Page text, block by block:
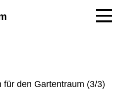
für den Gartentraum (3/3)